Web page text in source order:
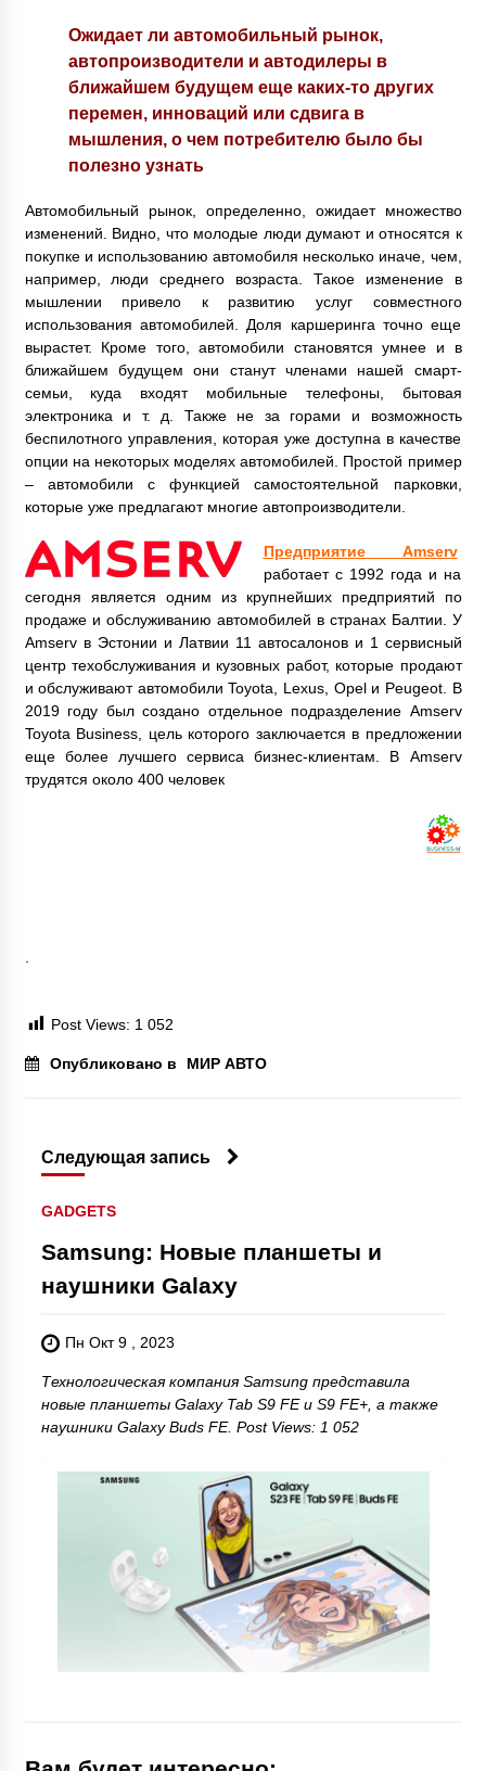
Ожидает ли автомобильный рынок,
автопроизводители и автодилеры в
ближайшем будущем еще каких-то других
перемен, инноваций или сдвига в
мышления, о чем потребителю было бы
полезно узнать
Автомобильный рынок, определенно, ожидает множество
изменений. Видно, что молодые люди думают и относятся к
покупке и использованию автомобиля несколько иначе, чем,
например, люди среднего возраста. Такое изменение в
мышлении привело к развитию услуг совместного
использования автомобилей. Доля каршеринга точно еще
вырастет. Кроме того, автомобили становятся умнее и в
ближайшем будущем они станут членами нашей смарт-
семьи, куда входят мобильные телефоны, бытовая
электроника и т. д. Также не за горами и возможность
беспилотного управления, которая уже доступна в качестве
опции на некоторых моделях автомобилей. Простой пример
– автомобили с функцией самостоятельной парковки,
которые уже предлагают многие автопроизводители.
Предприятие Amserv
работает с 1992 года и на
сегодня является одним из крупнейших предприятий по
продаже и обслуживанию автомобилей в странах Балтии. У
Amserv в Эстонии и Латвии 11 автосалонов и 1 сервисный
центр техобслуживания и кузовных работ, которые продают
и обслуживают автомобили Toyota, Lexus, Opel и Peugeot. В
2019 году был создано отдельное подразделение Amserv
Toyota Business, цель которого заключается в предложении
еще более лучшего сервиса бизнес-клиентам. В Amserv
трудятся около 400 человек
Post Views: 1 052
Опубликовано в МИР АВТО
Следующая запись
GADGETS
Samsung: Новые планшеты и
наушники Galaxy
Пн Окт 9 , 2023
Технологическая компания Samsung представила
новые планшеты Galaxy Tab S9 FE и S9 FE+, а также
наушники Galaxy Buds FE. Post Views: 1 052